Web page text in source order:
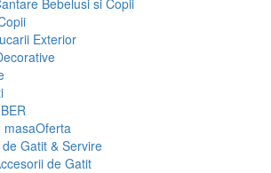
Bebelusi si Copii
Exterior
masaOferta
Gatit & Servire
de Gatit